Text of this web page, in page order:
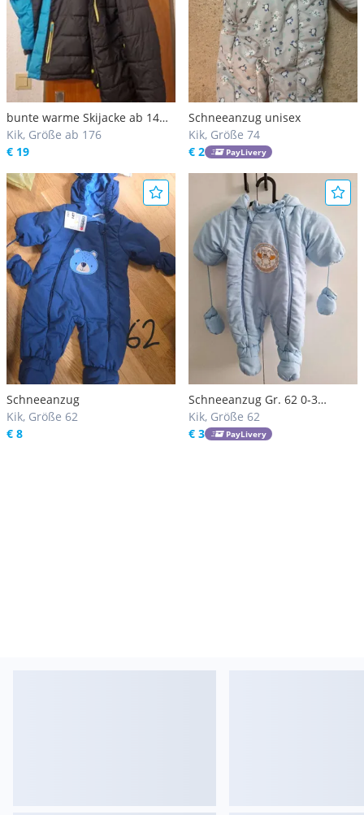
bunte warme Skijacke ab 14
Jahre
Kik, Größe ab 176
€ 19
Schneeanzug unisex
Kik, Größe 74
€ 2
PayLivery
Schneeanzug
Kik, Größe 62
€ 8
Schneeanzug Gr. 62 0-3
Monate
Kik, Größe 62
€ 3
PayLivery